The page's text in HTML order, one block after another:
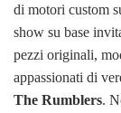
di motori custom
show su base
pezzi originali,
appassionati di
The Rumblers.